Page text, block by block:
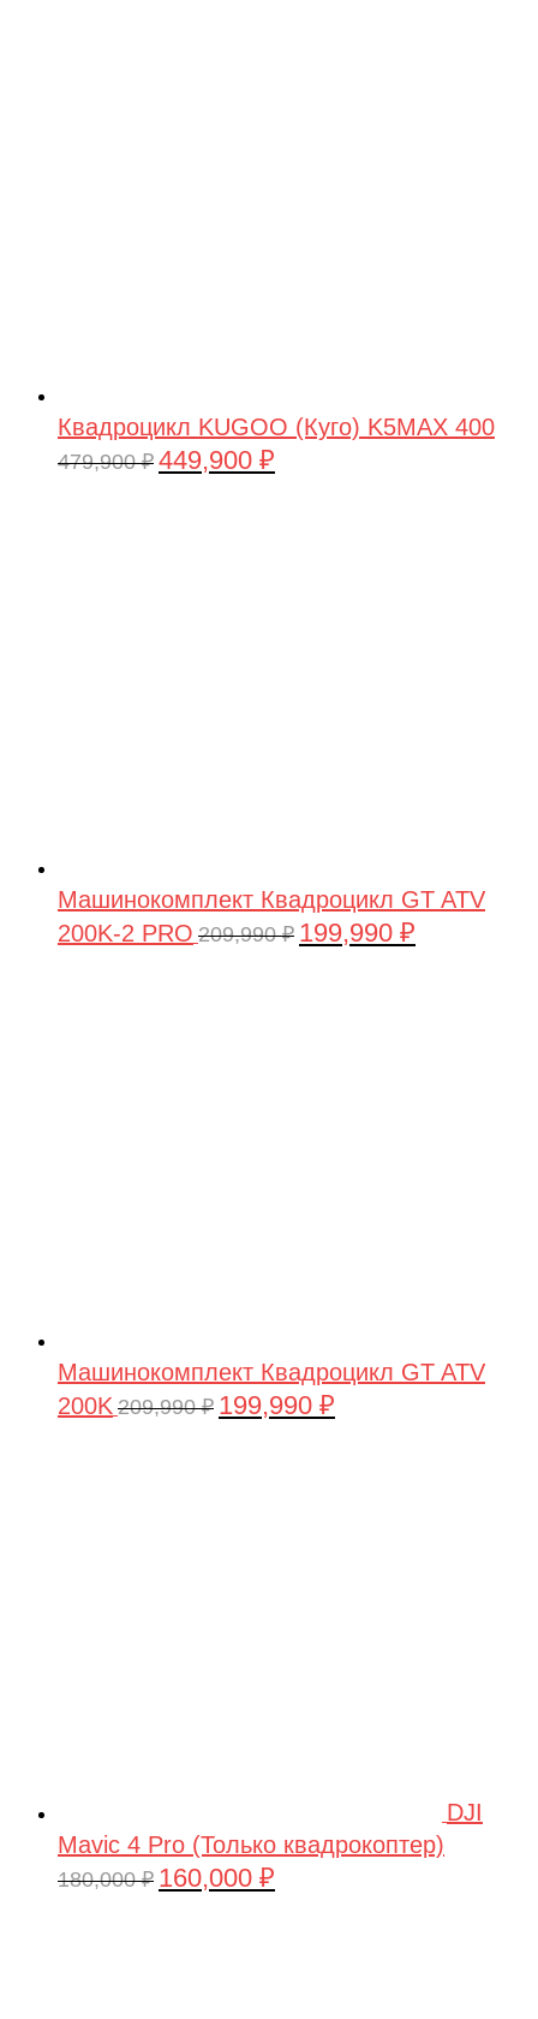
Квадроцикл KUGOO (Куго) K5MAX 400
479,900₽ Первоначальная
449,900 ₽
Машинокомплект Квадроцикл GT ATV
200K-2 PRO 209,990₽ Первоначальная
199,990 ₽
Машинокомплект Квадроцикл GT ATV
200K 209,990₽ Первоначальная
199,990 ₽
DJI
Mavic 4 Pro (Только квадрокоптер)
180,000₽ Первоначальная
160,000 ₽